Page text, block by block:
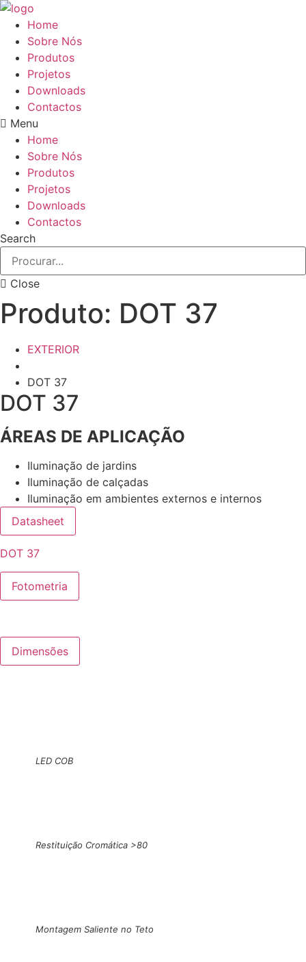
Pular
para
conteúdo
Home
Sobre Nós
Produtos
Projetos
Downloads
Contactos
Menu
Home
Sobre Nós
Produtos
Projetos
Downloads
Contactos
Search
Close
Produto: DOT 37
EXTERIOR
DOT 37
DOT 37
ÁREAS DE APLICAÇÃO
Iluminação de jardins
Iluminação de calçadas
Iluminação em ambientes externos e internos
Datasheet
DOT 37
Fotometria
Dimensões
LED COB
Restituição Cromática >80
Montagem Saliente no Teto